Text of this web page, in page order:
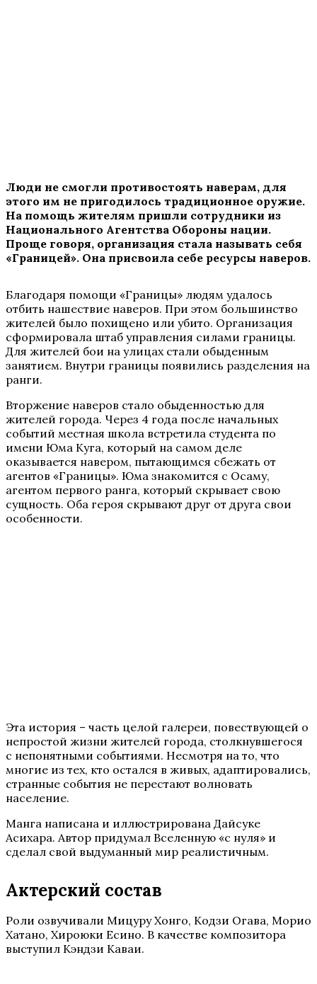
Люди не смогли противостоять наверам, для
этого им не пригодилось традиционное оружие.
На помощь жителям пришли сотрудники из
Национального Агентства Обороны нации.
Проще говоря, организация стала называть себя
«Границей». Она присвоила себе ресурсы наверов.
Благодаря помощи «Границы» людям удалось
отбить нашествие наверов. При этом большинство
жителей было похищено или убито. Организация
сформировала штаб управления силами границы.
Для жителей бои на улицах стали обыденным
занятием. Внутри границы появились разделения на
ранги.
Вторжение наверов стало обыденностью для
жителей города. Через 4 года после начальных
событий местная школа встретила студента по
имени Юма Куга, который на самом деле
оказывается навером, пытающимся сбежать от
агентов «Границы». Юма знакомится с Осаму,
агентом первого ранга, который скрывает свою
сущность. Оба героя скрывают друг от друга свои
особенности.
Эта история – часть целой галереи, повествующей о
непростой жизни жителей города, столкнувшегося
с непонятными событиями. Несмотря на то, что
многие из тех, кто остался в живых, адаптировались,
странные события не перестают волновать
население.
Манга написана и иллюстрирована Дайсуке
Асихара. Автор придумал Вселенную «с нуля» и
сделал свой выдуманный мир реалистичным.
Актерский состав
Роли озвучивали Мицуру Хонго, Кодзи Огава, Морио
Хатано, Хироюки Есино. В качестве композитора
выступил Кэндзи Каваи.